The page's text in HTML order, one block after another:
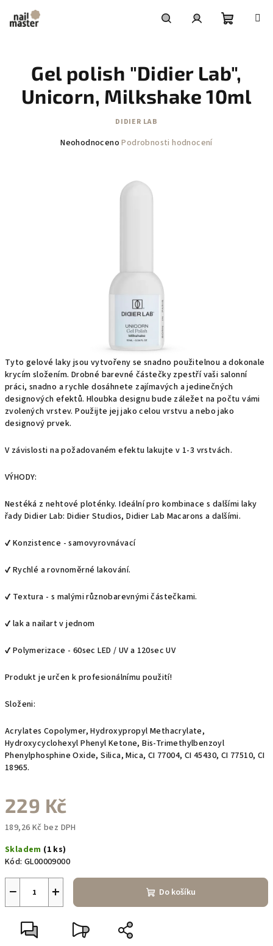
obsah
košík
Tyto gelové laky jsou vytvořeny se snadno použitelnou a dokonale
krycím složením. Drobné barevné částečky zpestří vaši salonní
práci, snadno a rychle dosáhnete zajímavých a jedinečných
designových efektů. Hloubka designu bude záležet na počtu vámi
zvolených vrstev. Použijte jej jako celou vrstvu a nebo jako
designový prvek.
V závislosti na požadovaném efektu lakujte v 1-3 vrstvách.
VÝHODY:
Nestéká z nehtové ploténky. Ideální pro kombinace s dalšími laky
řady Didier Lab: Didier Studios, Didier Lab Macarons a dalšími.
✔ Konzistence - samovyrovnávací
✔ Rychlé a rovnoměrné lakování.
✔ Textura - s malými různobarevnými částečkami.
✔ lak a nailart v jednom
✔ Polymerizace - 60sec LED / UV a 120sec UV
Produkt je určen k profesionálnímu použití!
Složeni:
Acrylates Copolymer, Hydroxypropyl Methacrylate,
Hydroxycyclohexyl Phenyl Ketone, Bis-Trimethylbenzoyl
Phenylphosphine Oxide, Silica, Mica, CI 77004, CI 45430, CI 77510, CI
18965.
229 Kč
189,26 Kč bez DPH
cena:
Skladem (1 ks)
Kód: GL00009000
+
− Do košíku
Gel polish "Didier Lab",
Unicorn, Milkshake 10ml
DIDIER LAB
Průměrné
Neohodnoceno Podrobnosti hodnocení